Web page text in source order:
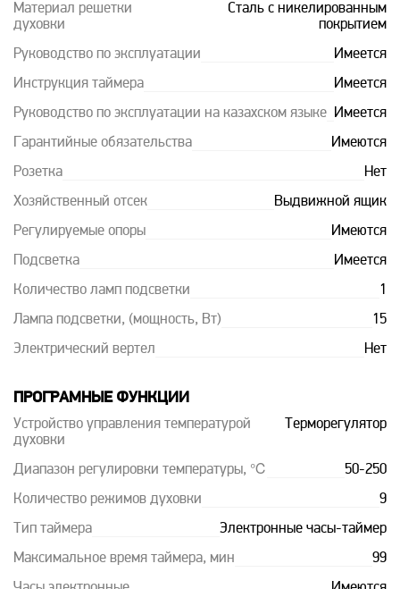
Материал решетки
духовки
Сталь с никелированным
покрытием
Руководство по эксплуатации Имеется
Инструкция таймера Имеется
Руководство по эксплуатации на казахском языке Имеется
Гарантийные обязательства Имеются
Розетка Нет
Хозяйственный отсек Выдвижной ящик
Регулируемые опоры Имеются
Подсветка Имеется
Количество ламп подсветки 1
Лампа подсветки, (мощность, Вт) 15
Электрический вертел Нет
ПРОГРАМНЫЕ ФУНКЦИИ
Устройство управления температурой
духовки
Терморегулятор
Диапазон регулировки температуры, ℃ 50-250
Количество режимов духовки 9
Тип таймера Электронные часы-таймер
Максимальное время таймера, мин 99